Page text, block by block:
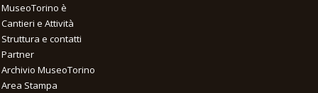
MuseoTorino è
Cantieri e Attività
Struttura e contatti
Partner
Archivio MuseoTorino
Area Stampa